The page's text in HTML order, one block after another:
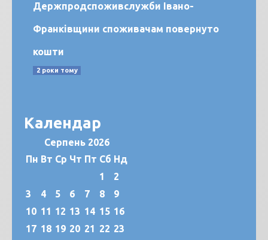
Держпродспоживслужби Івано-
Франківщини споживачам повернуто
кошти
2 роки тому
Календар
Серпень 2026
Пн Вт Ср Чт Пт Сб Нд
1
2
3
4 5 6 7 8
9
10 11 12 13 14 15 16
17 18 19 20 21 22 23